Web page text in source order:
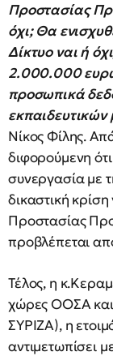
Προστασίας
όχι; Θα
Δίκτυο ναι ή
2.000.000
προσωπικά
εκπαιδευτικών
Νίκος Φίλης.
διφορούμενη
συνεργασία με
δικαστική
Προστασίας
προβλέπεται
Τέλος, η
χώρες ΟΟΣΑ και
ΣΥΡΙΖΑ), η
αντιμετωπίσει